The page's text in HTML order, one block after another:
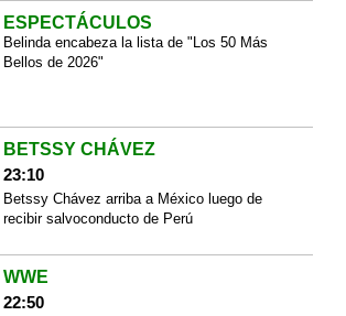
ESPECTÁCULOS
Belinda encabeza la lista de "Los 50 Más
Bellos de 2026"
BETSSY CHÁVEZ
23:10
Betssy Chávez arriba a México luego de
recibir salvoconducto de Perú
WWE
22:50